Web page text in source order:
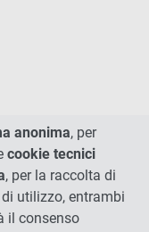
anonima, per
cookie tecnici
, per la raccolta di
utilizzo, entrambi
il consenso